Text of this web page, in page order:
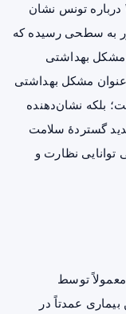
سلامت عمومی وارد کرده است. اعلام WHO درباره تونس نشان
به سطحی رسیده که
مشکل بهداشتی
مشکل بهداشتی
بلکه نشان‌دهنده
گستردهٔ سلامت
نظارت و
توسط
عمدتاً در